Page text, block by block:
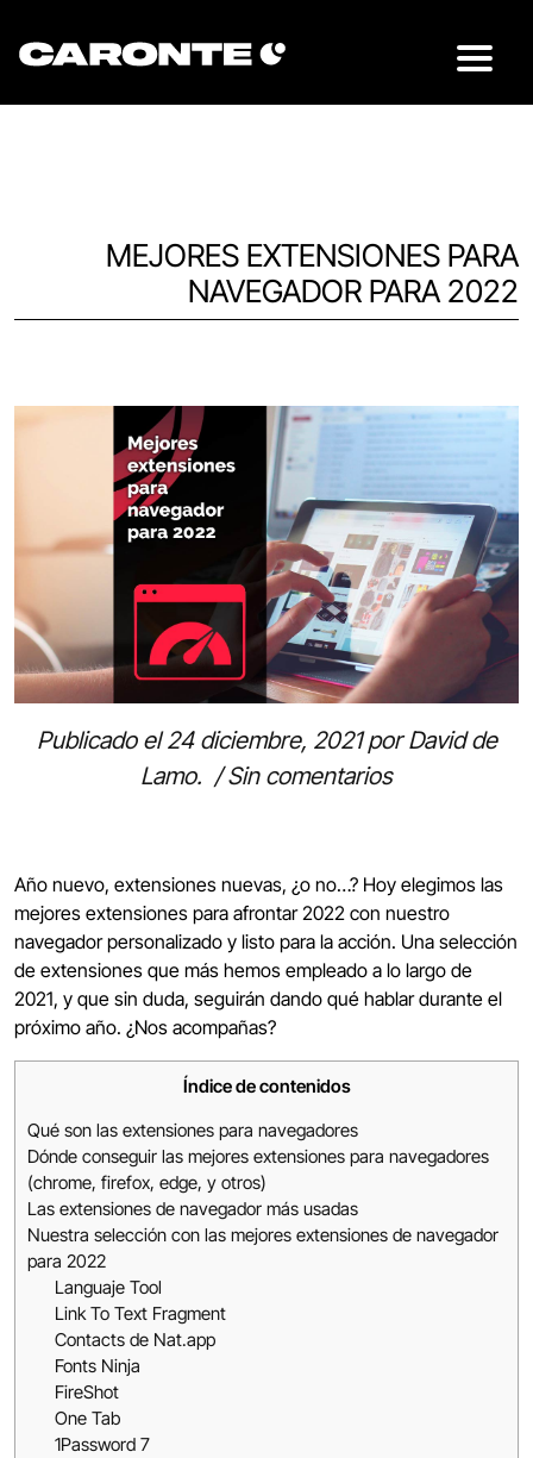
MEJORES EXTENSIONES PARA
NAVEGADOR PARA 2022
Publicado el24 diciembre, 2021porDavid de
Lamo. /Sin comentarios
Año nuevo, extensiones nuevas, ¿o no…? Hoy elegimos las
mejores extensiones para afrontar 2022 con nuestro
navegador personalizado y listo para la acción. Una selección
de extensiones que más hemos empleado a lo largo de
2021, y que sin duda, seguirán dando qué hablar durante el
próximo año. ¿Nos acompañas?
Índice de contenidos
Qué son las extensiones para navegadores
Dónde conseguir las mejores extensiones para navegadores
(chrome, firefox, edge, y otros)
Las extensiones de navegador más usadas
Nuestra selección con las mejores extensiones de navegador
para 2022
Languaje Tool
Link To Text Fragment
Contacts de Nat.app
Fonts Ninja
FireShot
One Tab
1Password 7